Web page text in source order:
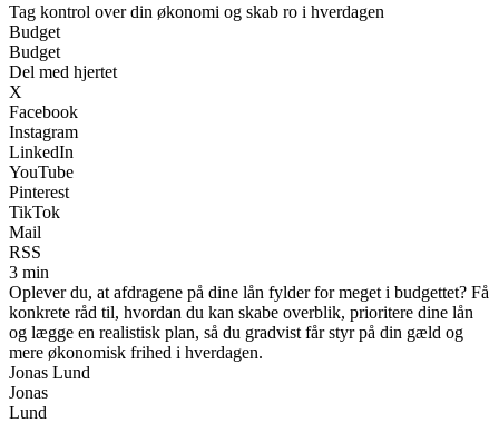
Tag kontrol over din økonomi og skab ro i hverdagen
Budget
Budget
Del med hjertet
X
Facebook
Instagram
LinkedIn
YouTube
Pinterest
TikTok
Mail
RSS
3 min
Oplever du, at afdragene på dine lån fylder for meget i budgettet? Få
konkrete råd til, hvordan du kan skabe overblik, prioritere dine lån
og lægge en realistisk plan, så du gradvist får styr på din gæld og
mere økonomisk frihed i hverdagen.
Jonas Lund
Jonas
Lund